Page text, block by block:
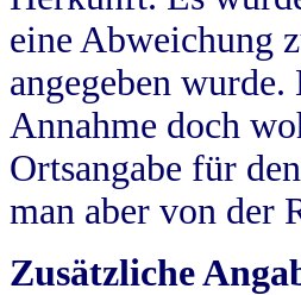
eine Abweichung
angegeben
Annahme doch
Ortsangabe für
man aber von der
Zusätzliche